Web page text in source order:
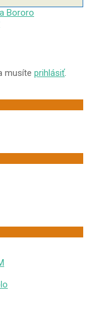
Bororo
musíte prihlásiť.